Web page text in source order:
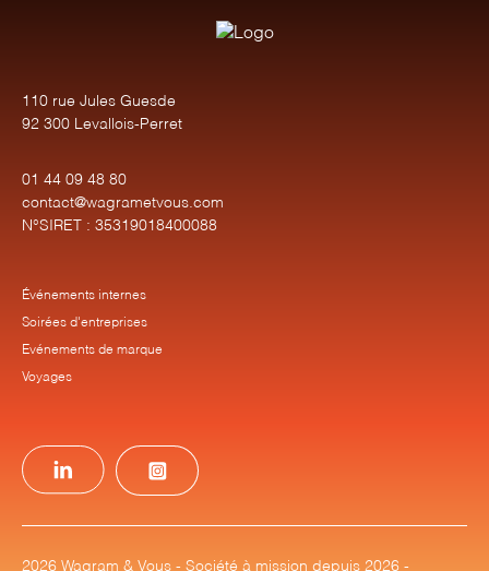
110 rue Jules Guesde
92 300 Levallois-Perret
01 44 09 48 80
contact@wagrametvous.com
N°SIRET : 35319018400088
Événements internes
Soirées d'entreprises
Evénements de marque
Voyages
2026 Wagram & Vous - Société à mission depuis 2026 -